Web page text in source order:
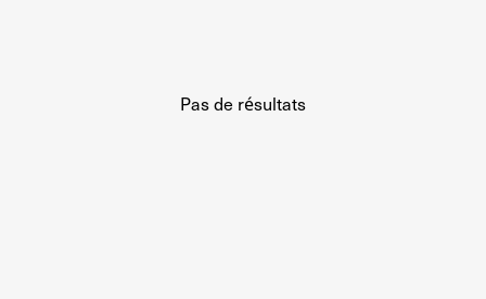
Pas de résultats